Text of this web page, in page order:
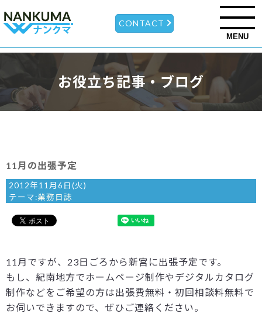
CONTACT
MENU
お役立ち記事・ブログ
11月の出張予定
2012年11月6日(火)
テーマ:業務日誌
11月ですが、23日ごろから新宮に出張予定です。
もし、紀南地方でホームページ制作やデジタルカタログ
制作などをご希望の方は出張費無料・初回相談料無料で
お伺いできますので、ぜひご連絡ください。